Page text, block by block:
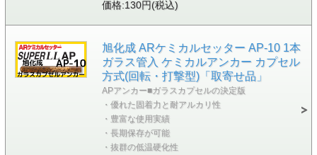
価格:130円(税込)
旭化成 ARケミカルセッター AP-10 1本
ガラス管入 ケミカルアンカー カプセル
方式(回転・打撃型)「取寄せ品」
APアンカー■ガラスカプセルの決定版
・優れた固着力と耐アルカリ性
・豊富な使用実績
・長期保存が可能
・抜群の低温硬化性